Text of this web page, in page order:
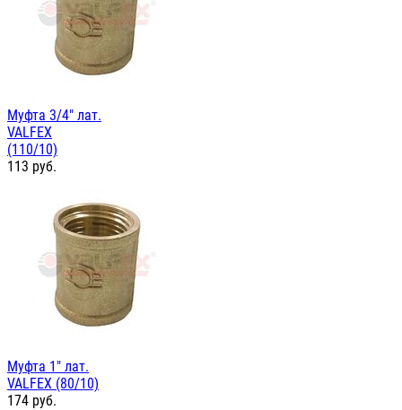
Муфта 3/4" лат.
VALFEX
(110/10)
113 руб.
Муфта 1" лат.
VALFEX (80/10)
174 руб.